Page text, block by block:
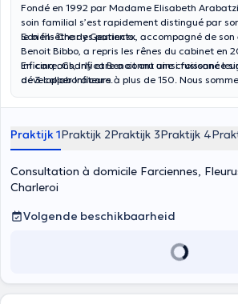
Fondé en 1992 par Madame Elisabeth
soin familial s’est rapidement distingué par
le bien-être des patients.
Son fils Charly Geurinckx, accompagné de son
Benoit Bibbo, a repris les rênes du cabinet en
Inficare. Charly et Benoit ont ainsi fusionné
développer Inficare.
En cinq ans, Inficare a connu une croissance
de 3 collaborateurs à plus de 150. Nous
Liège. Nous intervenons aussi au sein de la
Praktijk 1Praktijk 2Praktijk 3Praktijk 4
Consultation à domicile Farciennes,
Charleroi
Volgende beschikbaarheid